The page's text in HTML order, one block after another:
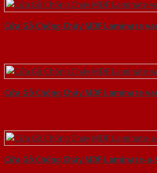
Cửa Gỗ Chống Cháy MDF Laminate
Cửa Gỗ Chống Cháy MDF Laminate
Cửa Gỗ Chống Cháy MDF Laminate-a-